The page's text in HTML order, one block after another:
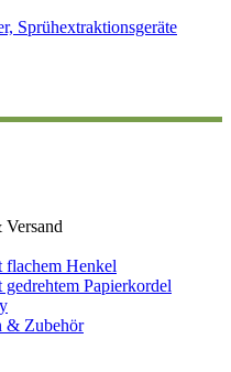
Sprühextraktionsgeräte
flachem Henkel
gedrehtem Papierkordel
& Zubehör